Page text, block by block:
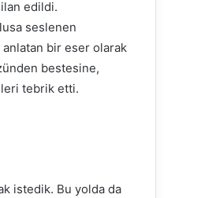
edildi.
seslenen
anlatan bir eser olarak
bestesine,
tebrik etti.
istedik. Bu yolda da